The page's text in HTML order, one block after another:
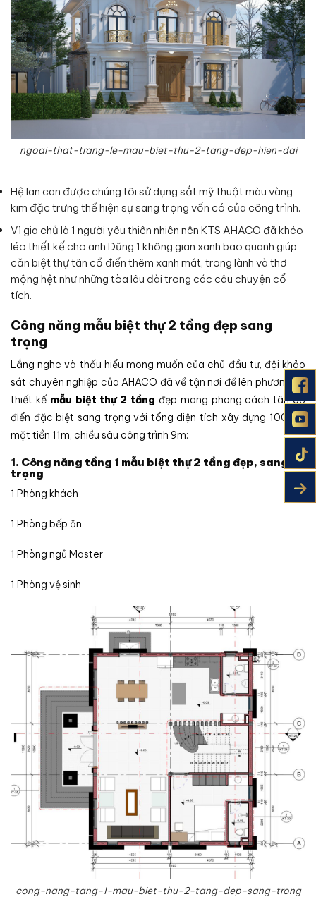
ngoai-that-trang-le-mau-biet-thu-2-tang-dep-hien-dai
Hệ lan can được chúng tôi sử dụng sắt mỹ thuật màu vàng
kim đặc trưng thể hiện sự sang trọng vốn có của công trình.
Vì gia chủ là 1 người yêu thiên nhiên nên KTS AHACO đã khéo
léo thiết kế cho anh Dũng 1 không gian xanh bao quanh giúp
căn biệt thự tân cổ điển thêm xanh mát, trong lành và thơ
mộng hệt như những tòa lâu đài trong các câu chuyện cổ
tích.
Công năng mẫu biệt thự 2 tầng đẹp sang
trọng
Lắng nghe và thấu hiểu mong muốn của chủ đầu tư, đội khảo
sát chuyên nghiệp của AHACO đã về tận nơi để lên phương án
thiết kếmẫu biệt thự 2 tầng đẹp mang phong cách tân cổ
điển đặc biệt sang trọng với tổng diện tích xây dựng 100m2,
mặt tiền 11m, chiều sâu công trình 9m:
1. Công năng tầng 1 mẫu biệt thự 2 tầng đẹp, sang
trọng
1 Phòng khách
1 Phòng bếp ăn
1 Phòng ngủ Master
1 Phòng vệ sinh
cong-nang-tang-1-mau-biet-thu-2-tang-dep-sang-trong